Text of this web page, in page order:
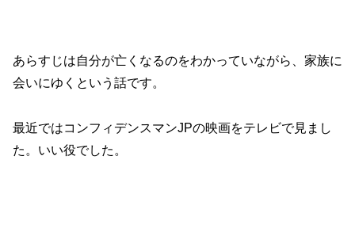
あらすじは自分が亡くなるのをわかっていながら、家族に
会いにゆくという話です。
最近ではコンフィデンスマンJPの映画をテレビで見まし
た。いい役でした。